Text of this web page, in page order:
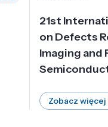
21st
on Defects
Imaging and
Zobacz więcej